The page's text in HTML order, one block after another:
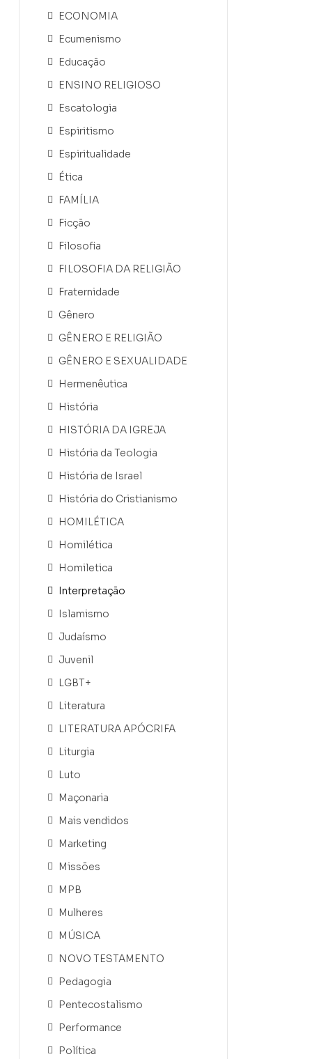
ECONOMIA
Ecumenismo
Educação
ENSINO RELIGIOSO
Escatologia
Espiritismo
Espiritualidade
Ética
FAMÍLIA
Ficção
Filosofia
FILOSOFIA DA RELIGIÃO
Fraternidade
Gênero
GÊNERO E RELIGIÃO
GÊNERO E SEXUALIDADE
Hermenêutica
História
HISTÓRIA DA IGREJA
História da Teologia
História de Israel
História do Cristianismo
HOMILÉTICA
Homilética
Homiletica
Interpretação
Islamismo
Judaísmo
Juvenil
LGBT+
Literatura
LITERATURA APÓCRIFA
Liturgia
Luto
Maçonaria
Mais vendidos
Marketing
Missões
MPB
Mulheres
MÚSICA
NOVO TESTAMENTO
Pedagogia
Pentecostalismo
Performance
Política